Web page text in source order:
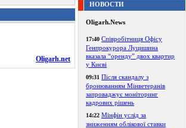
Oligarh.net
НОВОСТИ
Oligarh.News
17:40 Співробітниця Офісу
Генпрокурора Луцишина
вказала “оренду” двох квартир
у Києві
09:31 Після скандалу з
бронюванням Мінветеранів
запроваджує моніторинг
кадрових рішень
14:22 Мінфін услід за
зниженням облікової ставки